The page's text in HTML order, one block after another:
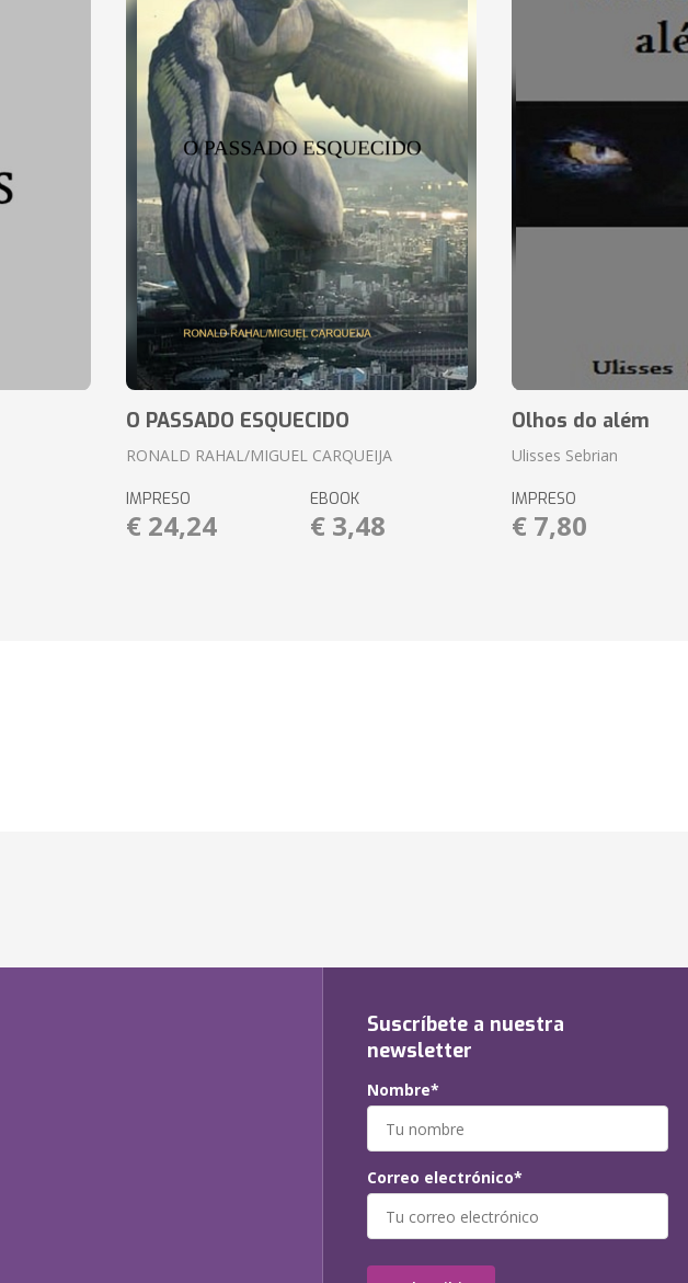
O PASSADO ESQUECIDO
RONALD RAHAL/MIGUEL CARQUEIJA
IMPRESO
€ 24,24
EBOOK
€ 3,48
Olhos do além
Ulisses Sebrian
IMPRESO
€ 7,80
Suscríbete a nuestra
newsletter
Nombre*
Correo electrónico*